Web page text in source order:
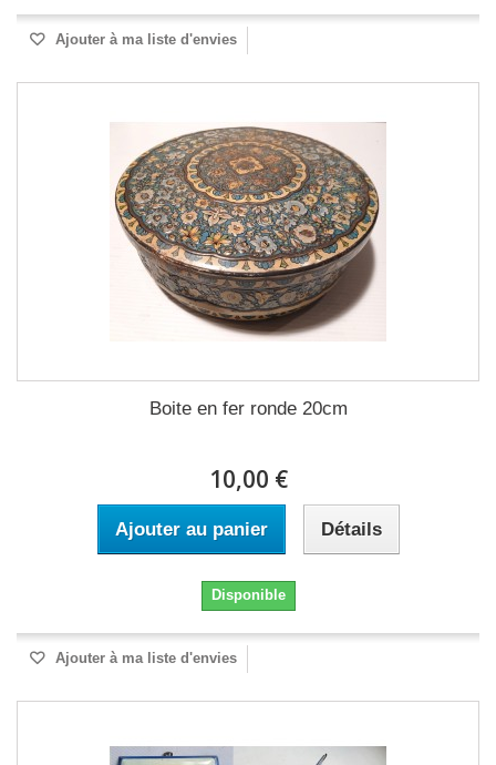
Ajouter à ma liste d'envies
Boite en fer ronde 20cm
10,00 €
Ajouter au panier Détails
Disponible
Ajouter à ma liste d'envies